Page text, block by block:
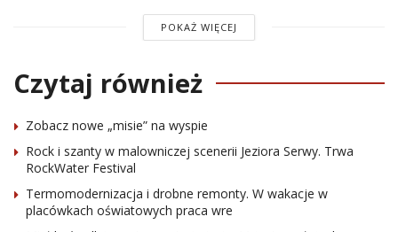
POKAŻ WIĘCEJ
Czytaj również
Zobacz nowe „misie” na wyspie
Rock i szanty w malowniczej scenerii Jeziora Serwy. Trwa
RockWater Festival
Termomodernizacja i drobne remonty. W wakacje w
placówkach oświatowych praca wre